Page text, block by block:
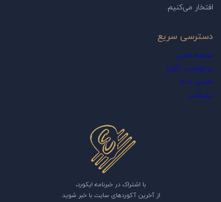
افتخار می‌کنیم.
دسترسی سریع
صفحه اصلی
درخواست آکورد
تماس با ما
تبلیغات
با اشتراک در خبرنامه ایکورد،
از آخرین آکوردهای سایت با خبر شوید.